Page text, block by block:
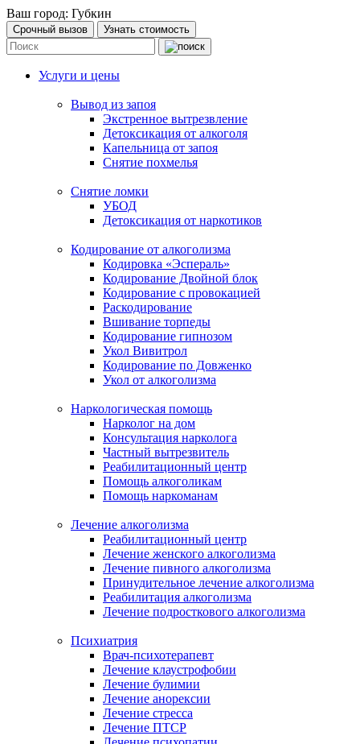
Ваш город: Губкин
Срочный вызов Узнать стоимость
Услуги и цены
Вывод из запоя
Экстренное вытрезвление
Детоксикация от алкоголя
Капельница от запоя
Снятие похмелья
Снятие ломки
УБОД
Детоксикация от наркотиков
Кодирование от алкоголизма
Кодировка «Эспераль»
Кодирование Двойной блок
Кодирование с провокацией
Раскодирование
Вшивание торпеды
Кодирование гипнозом
Укол Вивитрол
Кодирование по Довженко
Укол от алкоголизма
Наркологическая помощь
Нарколог на дом
Консультация нарколога
Частный вытрезвитель
Реабилитационный центр
Помощь алкоголикам
Помощь наркоманам
Лечение алкоголизма
Реабилитационный центр
Лечение женского алкоголизма
Лечение пивного алкоголизма
Принудительное лечение алкоголизма
Реабилитация алкоголизма
Лечение подросткового алкоголизма
Психиатрия
Врач-психотерапевт
Лечение клаустрофобии
Лечение булимии
Лечение анорексии
Лечение стресса
Лечение ПТСР